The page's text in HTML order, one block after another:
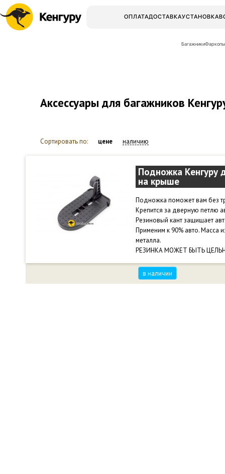
ОПЛАТАДОСТАВКАУСТАНОВКА
БагажникиФаркопы
Аксессуары для багажников
Сортировать по: цене наличию
Подножка Кенгуру
на крыше
Подножка поможет вам без
Крепится за дверную петлю
Резиновый кант защищает
Применим к 90% авто. Масса
металла.
РЕЗИНКА МОЖЕТ БЫТЬ
в наличии